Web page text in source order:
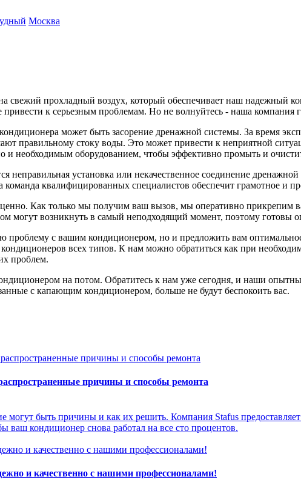
Москва
свежий прохладный воздух, который обеспечивает наш надежный
к серьезным проблемам. Но не волнуйтесь - наша компания
может быть засорение дренажной системы. За время
правильному стоку воды. Это может привести к неприятной
и необходимым оборудованием, чтобы эффективно промыть и
неправильная установка или некачественное соединение
квалифицированных специалистов обеспечит грамотное и
Как только мы получим ваш вызов, мы оперативно прикрепим
могут возникнуть в самый неподходящий момент, поэтому готовы
проблему с вашим кондиционером, но и предложить вам
всех типов. К нам можно обратиться как при
проблем.
на потом. Обратитесь к нам уже сегодня, и наши
с капающим кондиционером, больше не будут беспокоить вас.
причины и способы ремонта
могут быть причины и как их решить. Компания Stafus
ваш кондиционер снова работал на все сто процентов.
и качественно с нашими профессионалами!